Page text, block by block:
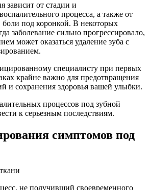
зависит от стадии и
процесса, а также от
под коронкой. В некоторых
заболевание сильно прогрессировало,
может оказаться удаление зуба с
специалисту при первых
крайне важно для предотвращения
и сохранения здоровья вашей улыбки.
процессов под зубной
к серьезным последствиям.
симптомов под
не получивший своевременного